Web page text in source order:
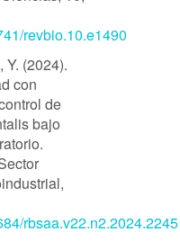
revbio.10.e1490
Y. (2024).
con
de
bajo
rbsaa.v22.n2.2024.2245